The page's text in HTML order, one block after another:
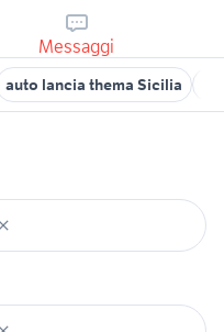
Messaggi
auto lancia thema Sicilia